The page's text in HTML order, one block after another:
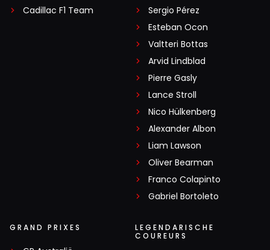
Cadillac F1 Team
Sergio Pérez
Esteban Ocon
Valtteri Bottas
Arvid Lindblad
Pierre Gasly
Lance Stroll
Nico Hülkenberg
Alexander Albon
Liam Lawson
Oliver Bearman
Franco Colapinto
Gabriel Bortoleto
GRAND PRIXES
LEGENDARISCHE
COUREURS